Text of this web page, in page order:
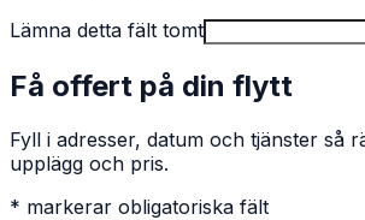
Lämna detta fält tomt
Få offert på din flytt
Fyll i adresser, datum och tjänster så
upplägg och pris.
* markerar obligatoriska fält